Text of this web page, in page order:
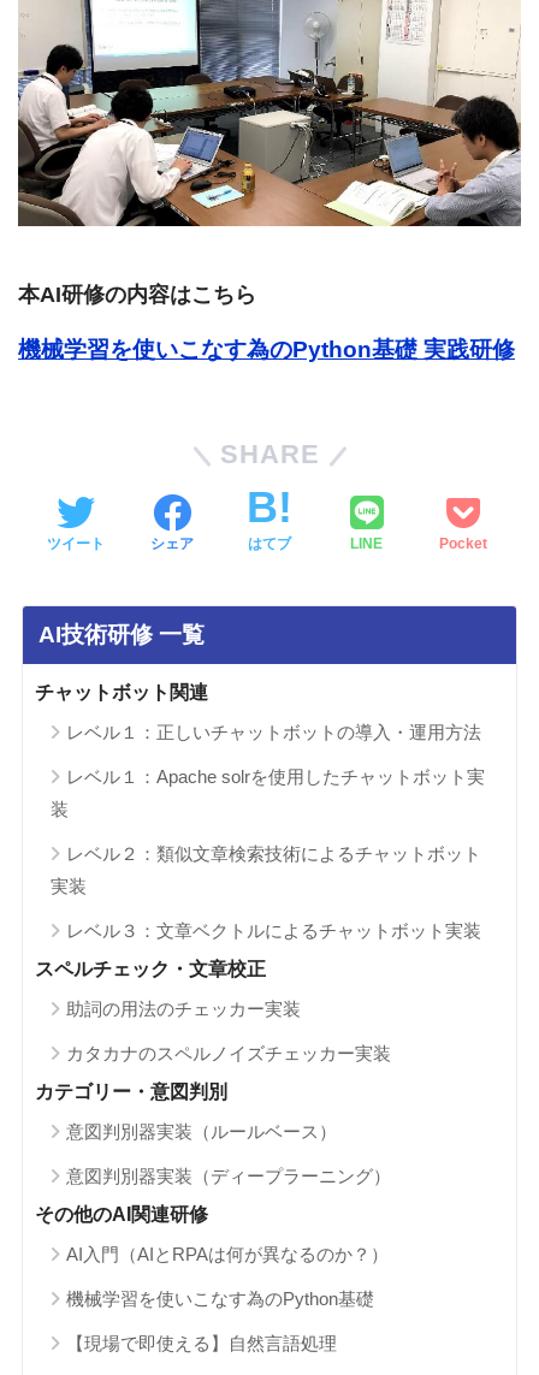
本AI研修の内容はこちら
機械学習を使いこなす為のPython基礎 実践研修
SHARE
ツイート シェア はてブ LINE Pocket
AI技術研修 一覧
チャットボット関連
レベル１：正しいチャットボットの導入・運用方法
レベル１：Apache solrを使用したチャットボット実
装
レベル２：類似文章検索技術によるチャットボット
実装
レベル３：文章ベクトルによるチャットボット実装
スペルチェック・文章校正
助詞の用法のチェッカー実装
カタカナのスペルノイズチェッカー実装
カテゴリー・意図判別
意図判別器実装（ルールベース）
意図判別器実装（ディープラーニング）
その他のAI関連研修
AI入門（AIとRPAは何が異なるのか？）
機械学習を使いこなす為のPython基礎
【現場で即使える】自然言語処理